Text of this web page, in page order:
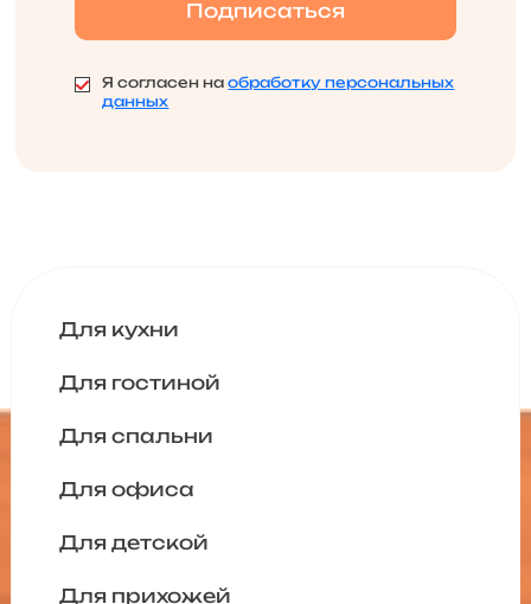
Я согласен наобработку персональных
данных
Для кухни
Для гостиной
Для спальни
Для офиса
Для детской
Для прихожей